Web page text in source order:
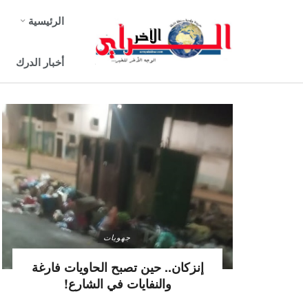
الرئيسية
أخبار الدرك
جهويات
إنزكان.. حين تصبح الحاويات فارغة
والنفايات في الشارع!